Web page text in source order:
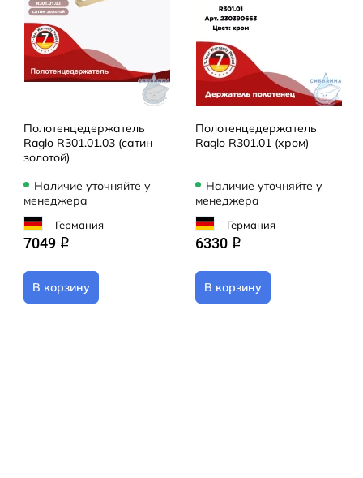
Полотенцедержатель
Raglo R301.01.03 (сатин
золотой)
Наличие уточняйте у
менеджера
Германия
7049 q
В корзину
Полотенцедержатель
Raglo R301.01 (хром)
Наличие уточняйте у
менеджера
Германия
6330 q
В корзину